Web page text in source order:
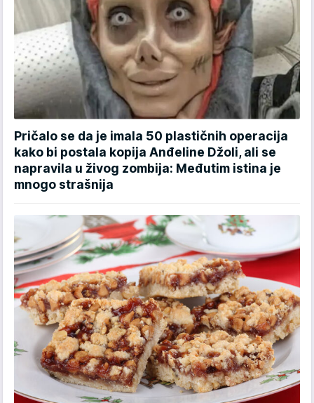
Pričalo se da je imala 50 plastičnih operacija
kako bi postala kopija Anđeline Džoli, ali se
napravila u živog zombija: Međutim istina je
mnogo strašnija